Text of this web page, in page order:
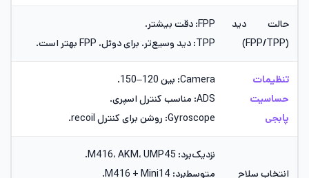
حالت دید
(FPP/TPP)
FPP: دقت بیشتر.
TPP: دید وسیع‌تر. برای دوئل، FPP بهتر است.
تنظیمات
حساسیت
پابجی
Camera: بین 120–150.
ADS: مناسب کنترل اسپری.
Gyroscope: روشن برای کنترل recoil.
انتخاب سلاح
نزدیک‌برد: M416، AKM، UMP45.
متوسط‌برد: M416 + Mini14.